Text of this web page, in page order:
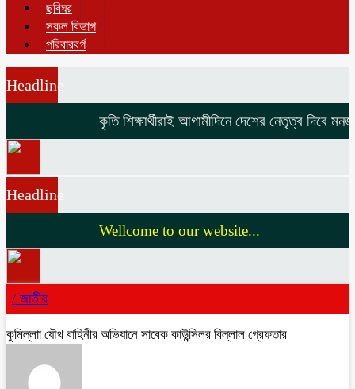
ছবিঘর
সকল বিভাগ
পরিবারবর্গ
Headline
কৃতি শিক্ষার্থীরাই আগামীদিনে দেশের নেতৃত্ব দিবে মনজুর
Headline
Wellcome to our website...
/ জাতীয়
কুমিল্লাা যৌথ বাহিনীর অভিযানে সাবেক কাউন্সিলর বিল্লাল গ্রেফতার